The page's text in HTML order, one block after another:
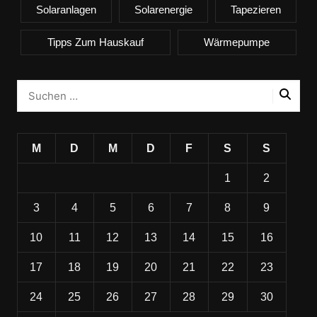
Solaranlagen Solarenergie Tapezieren
Tipps Zum Hauskauf Wärmepumpe
M D M D F S S
1 2
3 4 5 6 7 8 9
10 11 12 13 14 15 16
17 18 19 20 21 22 23
24 25 26 27 28 29 30